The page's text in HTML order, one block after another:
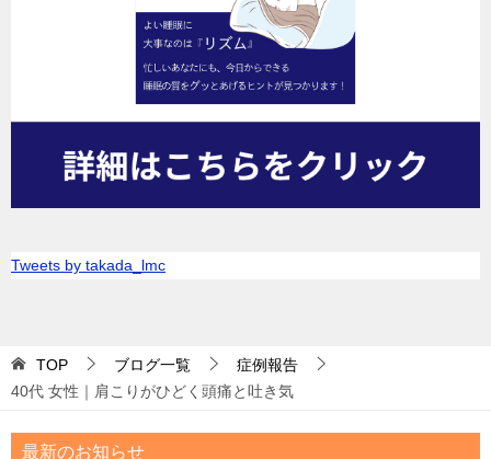
Tweets by takada_lmc
TOP ブログ一覧
症例報告
40代 女性｜肩こりがひどく頭痛と吐き気
最新のお知らせ